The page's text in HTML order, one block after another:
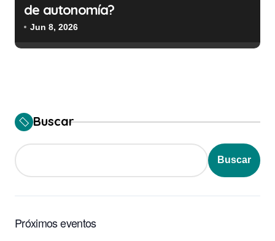
de autonomía?
Jun 8, 2026
Buscar
Buscar
Próximos eventos